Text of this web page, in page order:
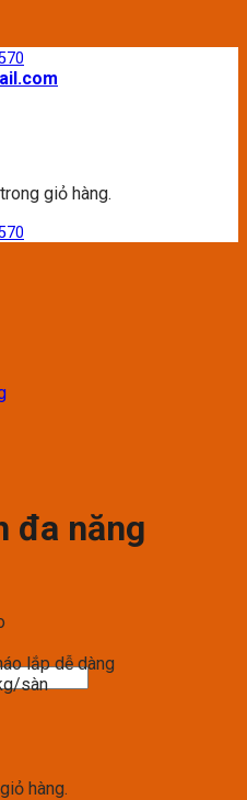
giỏ hàng.
hàng.
đa năng
lắp dễ dàng
sàn